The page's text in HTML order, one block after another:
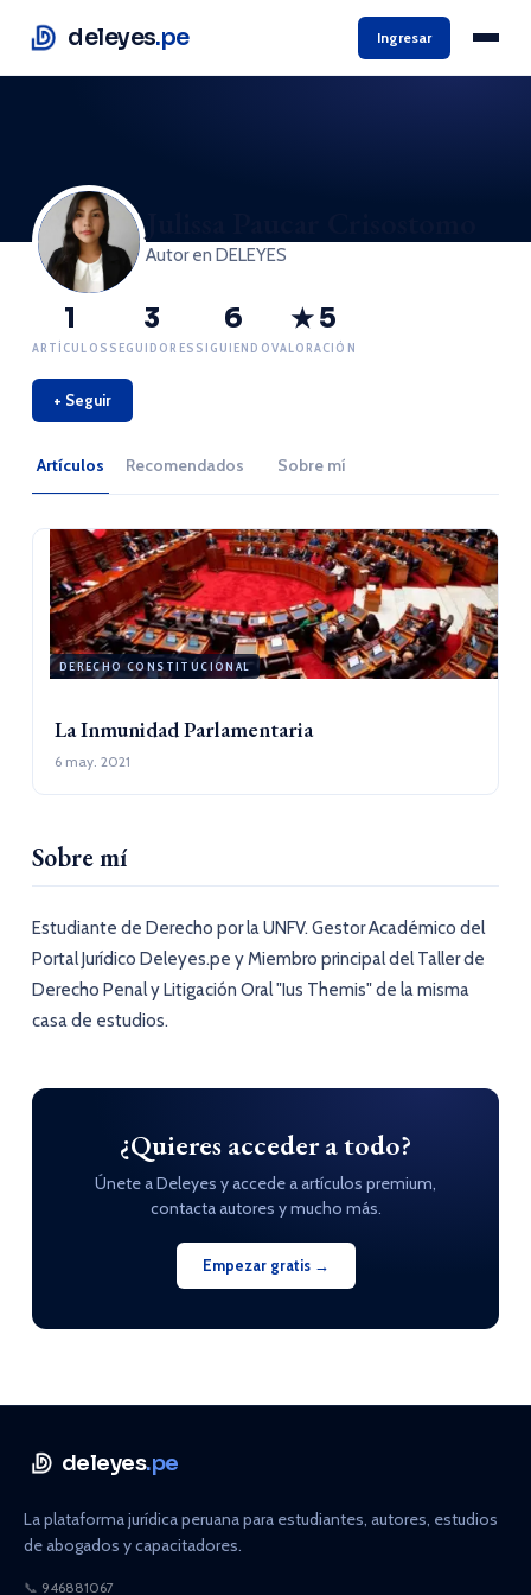
deleyes.pe Ingresar
Julissa Paucar Crisostomo
Autor en DELEYES
1
ARTÍCULOS
3
SEGUIDORES
6
SIGUIENDO
★ 5
VALORACIÓN
+ Seguir
Artículos Recomendados Sobre mí
DERECHO CONSTITUCIONAL
La Inmunidad Parlamentaria
6 may. 2021
Sobre mí
Estudiante de Derecho por la UNFV. Gestor Académico del
Portal Jurídico Deleyes.pe y Miembro principal del Taller de
Derecho Penal y Litigación Oral "Ius Themis" de la misma
casa de estudios.
¿Quieres acceder a todo?
Únete a Deleyes y accede a artículos premium,
contacta autores y mucho más.
Empezar gratis →
deleyes.pe
La plataforma jurídica peruana para estudiantes, autores, estudios
de abogados y capacitadores.
📞 946881067